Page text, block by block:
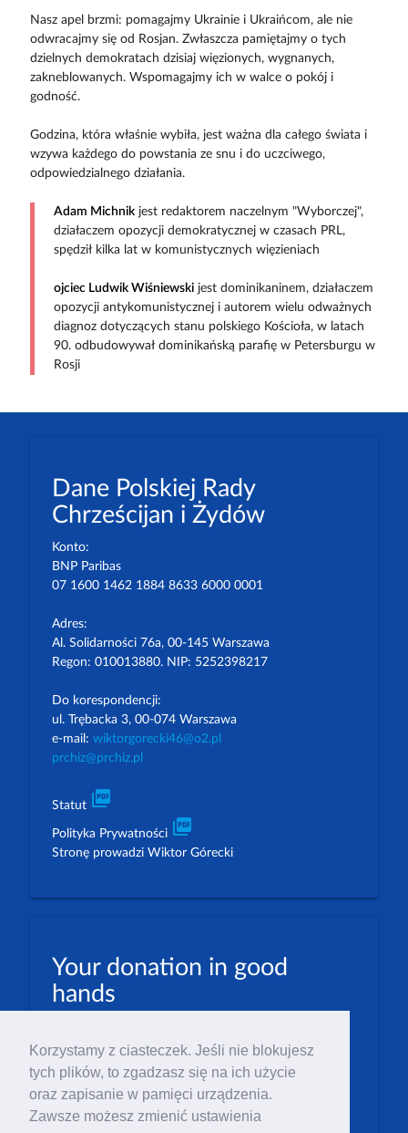
Korzystamy z ciasteczek. Jeśli nie blokujesz
tych plików, to zgadzasz się na ich użycie
oraz zapisanie w pamięci urządzenia.
Zawsze możesz zmienić ustawienia
Nasz apel brzmi: pomagajmy Ukrainie i Ukraińcom, ale nie
odwracajmy się od Rosjan. Zwłaszcza pamiętajmy o tych
dzielnych demokratach dzisiaj więzionych, wygnanych,
zakneblowanych. Wspomagajmy ich w walce o pokój i
godność.
Godzina, która właśnie wybiła, jest ważna dla całego świata i
wzywa każdego do powstania ze snu i do uczciwego,
odpowiedzialnego działania.
Adam Michnikjest redaktorem naczelnym "Wyborczej",
działaczem opozycji demokratycznej w czasach PRL,
spędził kilka lat w komunistycznych więzieniach
ojciec Ludwik Wiśniewskijest dominikaninem, działaczem
opozycji antykomunistycznej i autorem wielu odważnych
diagnoz dotyczących stanu polskiego Kościoła, w latach
90. odbudowywał dominikańską parafię w Petersburgu w
Rosji
Dane Polskiej Rady
Chrześcijan i Żydów
Konto:
BNP Paribas
07 1600 1462 1884 8633 6000 0001
Adres:
Al. Solidarności 76a, 00-145 Warszawa
Regon: 010013880. NIP: 5252398217
Do korespondencji:
ul. Trębacka 3, 00-074 Warszawa
e-mail: wiktorgorecki46@o2.pl
prchiz@prchiz.pl
Statut picture_as_pdf
Polityka Prywatności picture_as_pdf
Stronę prowadzi Wiktor Górecki
Your donation in good
hands
EUR: 23 1600 1462 1884 8633 6000 0004
Numer IBAN: PL23 1 600 1462 1884 8633 6000
0004
Numer BIC/SWIFT: PPABPLPK